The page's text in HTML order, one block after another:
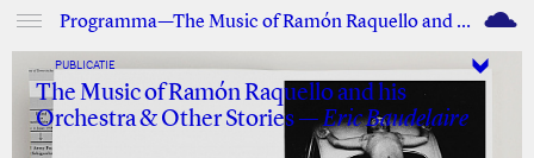
Programma—The Music of Ramón Raquello and his Orchestra & Other Stories M
PUBLICATIE
The Music of Ramón Raquello and his
Orchestra & Other Stories —Eric Baudelaire